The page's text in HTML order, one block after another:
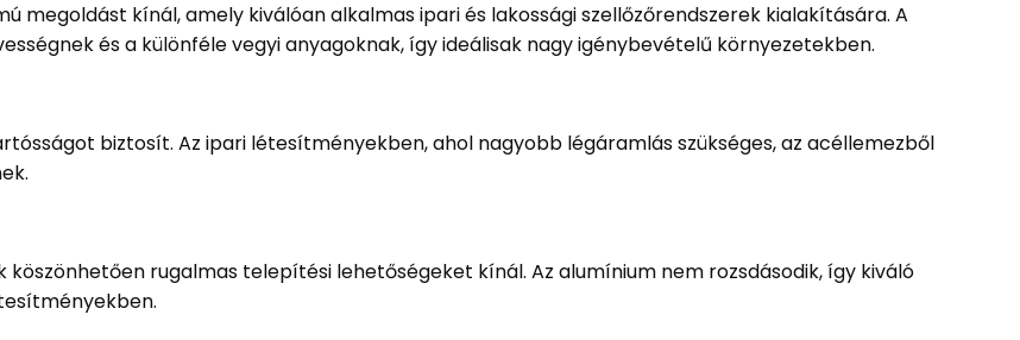
kínál, amely kiválóan alkalmas ipari és lakossági szellőzőrendszerek kialakítására. A
és a különféle vegyi anyagoknak, így ideálisak nagy igénybevételű környezetekben.
biztosít. Az ipari létesítményekben, ahol nagyobb légáramlás szükséges, az acéllemezből
rugalmas telepítési lehetőségeket kínál. Az alumínium nem rozsdásodik, így kiváló